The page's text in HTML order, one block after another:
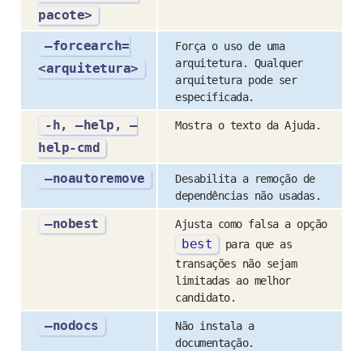
pacote>
–forcearch=
<arquitetura>
Força o uso de uma
arquitetura. Qualquer
arquitetura pode ser
especificada.
-h, –help, –
help-cmd
Mostra o texto da Ajuda.
–noautoremove
Desabilita a remoção de
dependências não usadas.
–nobest Ajusta como falsa a opção
best
para que as
transações não sejam
limitadas ao melhor
candidato.
–nodocs
Não instala a
documentação.